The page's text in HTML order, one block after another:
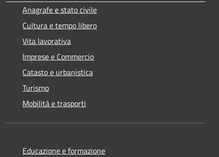
Anagrafe e stato civile
Cultura e tempo libero
Vita lavorativa
Imprese e Commercio
Catasto e urbanistica
Turismo
Mobilità e trasporti
Educazione e formazione